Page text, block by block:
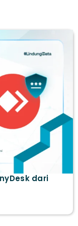
dari